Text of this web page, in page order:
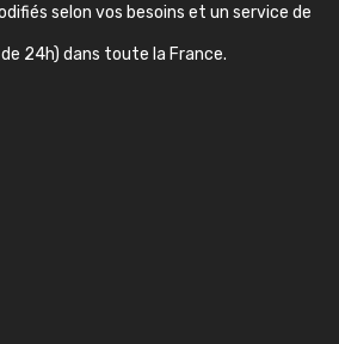
selon vos besoins et un service de
24h) dans toute la France.